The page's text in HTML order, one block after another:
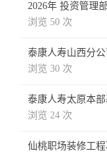
2026年 投资管理
浏览 50 次
泰康人寿山西分
浏览 30 次
泰康人寿太原本
浏览 24 次
仙桃职场装修工